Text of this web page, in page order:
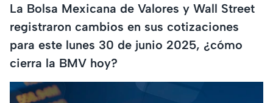
La Bolsa Mexicana de Valores y Wall Street
registraron cambios en sus cotizaciones
para este lunes 30 de junio 2025, ¿cómo
cierra la BMV hoy?